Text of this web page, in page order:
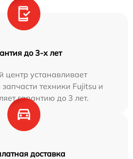
до 3-х лет
центр устанавливает
техники Fujitsu и
гарантию до 3 лет.
доставка